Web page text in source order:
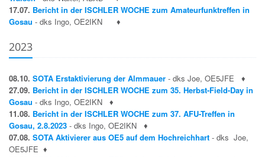
17.07. Bericht in der ISCHLER WOCHE zum Amateurfunktreffen in
Gosau - dks Ingo, OE2IKN ♦
2023
08.10. SOTA Erstaktivierung der Almmauer - dks Joe, OE5JFE
♦
27.09. Bericht in der ISCHLER WOCHE zum 35. Herbst-Field-Day in
Gosau - dks Ingo, OE2IKN
♦
11.08. Bericht in der ISCHLER WOCHE zum 37. AFU-Treffen in
Gosau, 2.8.2023 - dks Ingo, OE2IKN
♦
07.08. SOTA Aktivierer aus OE5 auf dem Hochreichhart - dks Joe,
OE5JFE ♦